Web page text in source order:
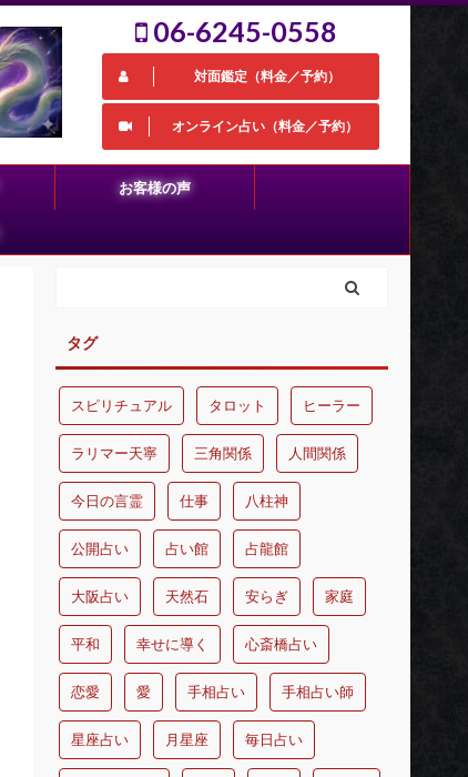
06-6245-0558
対面鑑定（料金／予約）
オンライン占い（料金／予約）
お客様の声
タグ
スピリチュアル タロット ヒーラー
ラリマー天寧 三角関係 人間関係
今日の言霊 仕事 八柱神
公開占い 占い館 占龍館
大阪占い 天然石 安らぎ 家庭
平和 幸せに導く 心斎橋占い
恋愛 愛 手相占い 手相占い師
星座占い 月星座 毎日占い